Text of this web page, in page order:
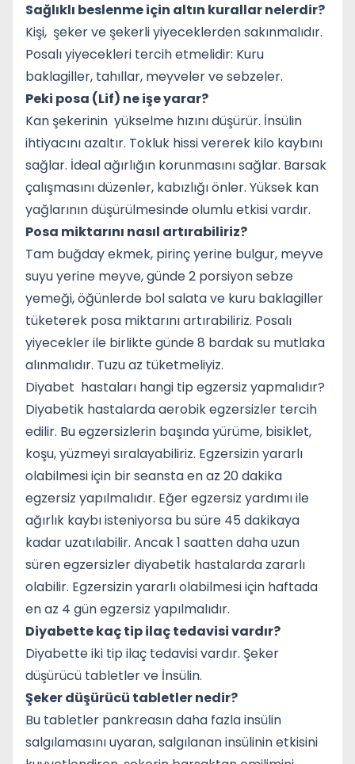
Sağlıklı beslenme için altın kurallar nelerdir?
Kişi, şeker ve şekerli yiyeceklerden sakınmalıdır.
Posalı yiyecekleri tercih etmelidir: Kuru
baklagiller, tahıllar, meyveler ve sebzeler.
Peki posa (Lif) ne işe yarar?
Kan şekerinin yükselme hızını düşürür. İnsülin
ihtiyacını azaltır. Tokluk hissi vererek kilo kaybını
sağlar. İdeal ağırlığın korunmasını sağlar. Barsak
çalışmasını düzenler, kabızlığı önler. Yüksek kan
yağlarının düşürülmesinde olumlu etkisi vardır.
Posa miktarını nasıl artırabiliriz?
Tam buğday ekmek, pirinç yerine bulgur, meyve
suyu yerine meyve, günde 2 porsiyon sebze
yemeği, öğünlerde bol salata ve kuru baklagiller
tüketerek posa miktarını artırabiliriz. Posalı
yiyecekler ile birlikte günde 8 bardak su mutlaka
alınmalıdır. Tuzu az tüketmeliyiz.
Diyabet hastaları hangi tip egzersiz yapmalıdır?
Diyabetik hastalarda aerobik egzersizler tercih
edilir. Bu egzersizlerin başında yürüme, bisiklet,
koşu, yüzmeyi sıralayabiliriz. Egzersizin yararlı
olabilmesi için bir seansta en az 20 dakika
egzersiz yapılmalıdır. Eğer egzersiz yardımı ile
ağırlık kaybı isteniyorsa bu süre 45 dakikaya
kadar uzatılabilir. Ancak 1 saatten daha uzun
süren egzersizler diyabetik hastalarda zararlı
olabilir. Egzersizin yararlı olabilmesi için haftada
en az 4 gün egzersiz yapılmalıdır.
Diyabette kaç tip ilaç tedavisi vardır?
Diyabette iki tip ilaç tedavisi vardır. Şeker
düşürücü tabletler ve İnsülin.
Şeker düşürücü tabletler nedir?
Bu tabletler pankreasın daha fazla insülin
salgılamasını uyaran, salgılanan insülinin etkisini